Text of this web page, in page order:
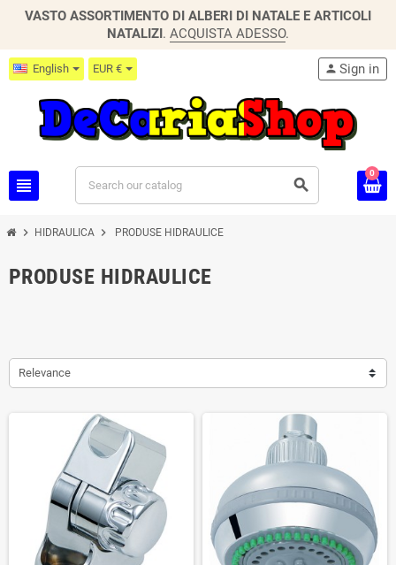
VASTO ASSORTIMENTO DI ALBERI DI NATALE E ARTICOLI
NATALIZI. ACQUISTA ADESSO.
English EUR €
view_headline search
person Sign in
0
chevron_right HIDRAULICA chevron_right PRODUSE HIDRAULICE
PRODUSE HIDRAULICE
Relevance